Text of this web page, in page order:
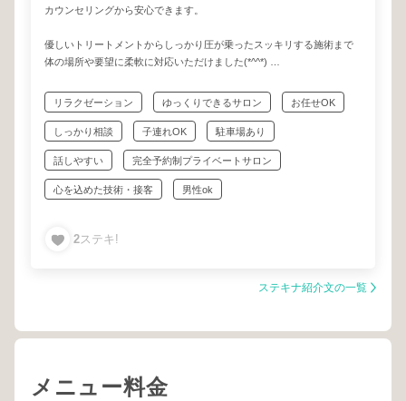
カウンセリングから安心できます。
優しいトリートメントからしっかり圧が乗ったスッキリする施術まで
体の場所や要望に柔軟に対応いただけました(*^^*)
サロンの雰囲気も良く、終わったあとは心身共に解されて、もう言う
ことなし、幸せな時間を過ごすことができ大満足です╰(*´︶`*)╯♡
ウェルカムドリンクや、施術後のお茶が美味しく、低糖質チョコレー
トは身体に良いのに絶品です♡♡
リラクゼーション ゆっくりできるサロン お任せOK
しっかり相談 子連れOK 駐車場あり
話しやすい 完全予約制プライベートサロン
心を込めた技術・接客 男性ok
2ステキ!
ステキナ紹介文の一覧
メニュー料金